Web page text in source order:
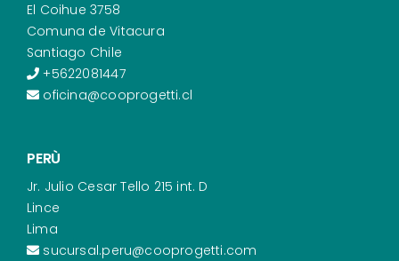
El Coihue 3758
Comuna de Vitacura
Santiago Chile
+5622081447
oficina@cooprogetti.cl
PERÙ
Jr. Julio Cesar Tello 215 int. D
Lince
Lima
sucursal.peru@cooprogetti.com